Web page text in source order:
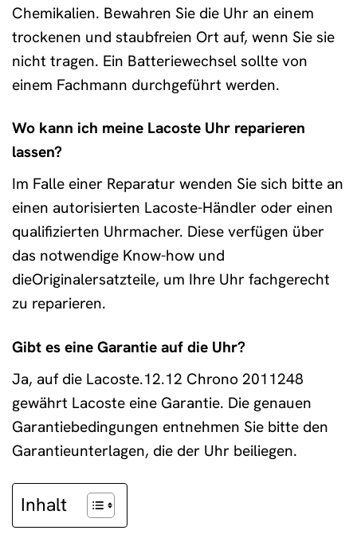
Chemikalien. Bewahren Sie die Uhr an einem
trockenen und staubfreien Ort auf, wenn Sie sie
nicht tragen. Ein Batteriewechsel sollte von
einem Fachmann durchgeführt werden.
Wo kann ich meine Lacoste Uhr reparieren
lassen?
Im Falle einer Reparatur wenden Sie sich bitte an
einen autorisierten Lacoste-Händler oder einen
qualifizierten Uhrmacher. Diese verfügen über
das notwendige Know-how und
dieOriginalersatzteile, um Ihre Uhr fachgerecht
zu reparieren.
Gibt es eine Garantie auf die Uhr?
Ja, auf die Lacoste.12.12 Chrono 2011248
gewährt Lacoste eine Garantie. Die genauen
Garantiebedingungen entnehmen Sie bitte den
Garantieunterlagen, die der Uhr beiliegen.
Inhalt